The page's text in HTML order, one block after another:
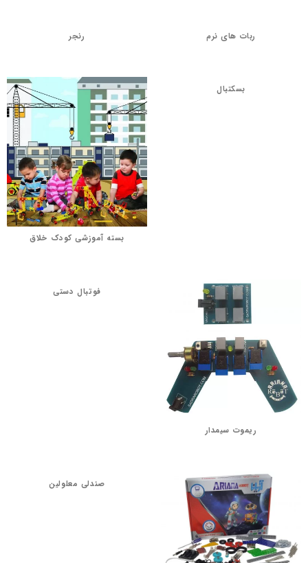
ربات های نرم رنجر
بسکتبال
بسته آموزشی کودک خلاق
ریموت سیمدار
فوتبال دستی
صندلی معلولین